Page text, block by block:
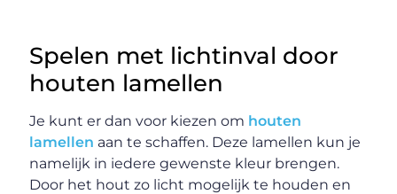
Spelen met lichtinval door
houten lamellen
Je kunt er dan voor kiezen om houten
lamellen aan te schaffen. Deze lamellen kun je
namelijk in iedere gewenste kleur brengen.
Door het hout zo licht mogelijk te houden en